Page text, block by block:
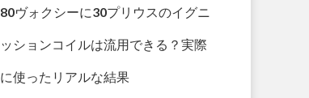
80ヴォクシーに30プリウスのイグニ
ッションコイルは流用できる？実際
に使ったリアルな結果